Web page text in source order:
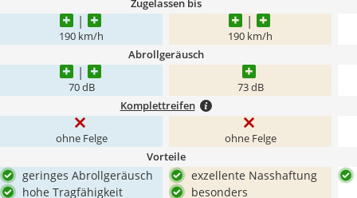
Zugelassen bis
190 km/h 190 km/h
Abrollgeräusch
70 dB 73 dB
Komplettreifen
ohne Felge ohne Felge
Vorteile
geringes Abrollgeräusch
hohe Tragfähigkeit
exzellente Nasshaftung
besonders